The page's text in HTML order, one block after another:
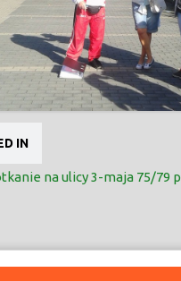
IN
na ulicy 3-maja 75/79